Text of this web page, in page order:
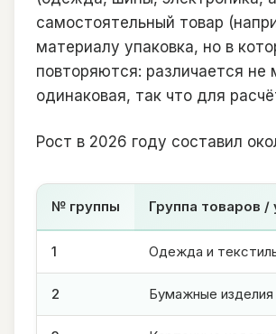
самостоятельный товар
материалу упаковка, но в
повторяются: различается не
одинаковая, так что для
Рост в 2026 году составил
№ группы Группа товаров /
1 Одежда и
2 Бумажные изделия